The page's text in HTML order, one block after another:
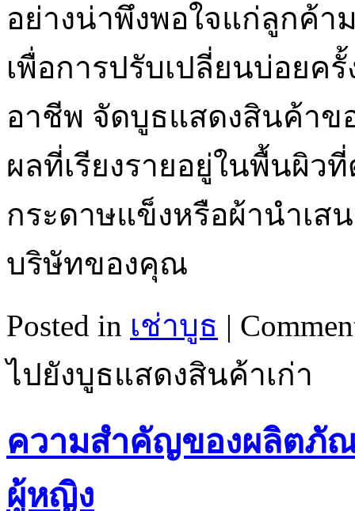
อย่างน่าพึงพอใจแก่ลูกค้
เพื่อการปรับเปลี่ยนบ่อยค
อาชีพ จัดบูธแสดงสินค้า
ผลที่เรียงรายอยู่ในพื้นผิว
กระดาษแข็งหรือผ้านำเ
บริษัทของคุณ
Posted in เช่าบูธ |
ไปยังบูธแสดงสินค้าเก่า
ความสำคัญของผลิตภั
ผู้หญิง